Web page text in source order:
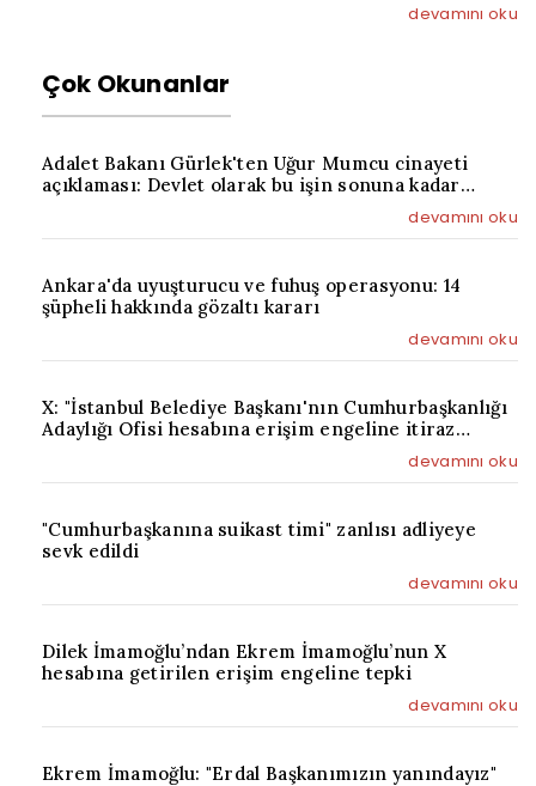
devamını oku
Çok Okunanlar
Adalet Bakanı Gürlek'ten Uğur Mumcu cinayeti
açıklaması: Devlet olarak bu işin sonuna kadar
devamını oku
Ankara'da uyuşturucu ve fuhuş operasyonu: 14
şüpheli hakkında gözaltı kararı
devamını oku
X: "İstanbul Belediye Başkanı'nın Cumhurbaşkanlığı
Adaylığı Ofisi hesabına erişim engeline itiraz
devamını oku
"Cumhurbaşkanına suikast timi" zanlısı adliyeye
sevk edildi
devamını oku
Dilek İmamoğlu’ndan Ekrem İmamoğlu’nun X
hesabına getirilen erişim engeline tepki
devamını oku
Ekrem İmamoğlu: "Erdal Başkanımızın yanındayız"